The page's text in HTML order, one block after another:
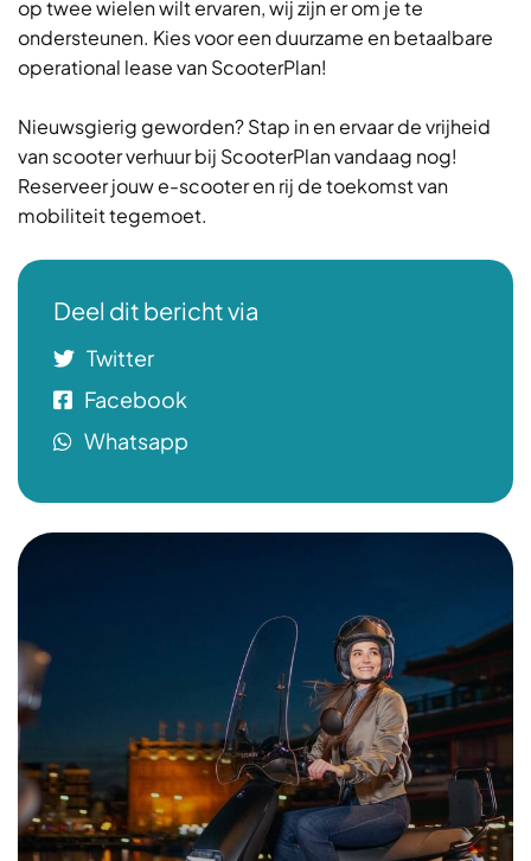
op twee wielen wilt ervaren, wij zijn er om je te
ondersteunen. Kies voor een duurzame en betaalbare
operational lease van ScooterPlan!
Nieuwsgierig geworden? Stap in en ervaar de vrijheid
van scooter verhuur bij ScooterPlan vandaag nog!
Reserveer jouw e-scooter en rij de toekomst van
mobiliteit tegemoet.
Deel dit bericht via
Twitter
Facebook
Whatsapp